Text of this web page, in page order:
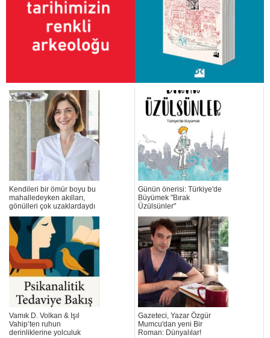
Kendileri bir ömür boyu bu
mahalledeyken akılları,
gönülleri çok uzaklardaydı
Günün önerisi: Türkiye'de
Büyümek "Bırak
Üzülsünler"
Vamık D. Volkan & Işıl
Vahip’ten ruhun
derinliklerine yolculuk
Gazeteci, Yazar Özgür
Mumcu'dan yeni Bir
Roman: Dünyalılar!